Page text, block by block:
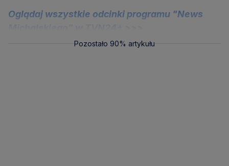
Oglądaj wszystkie odcinki programu "News
Pozostało 90% artykułu